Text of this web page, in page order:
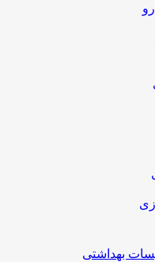
بهداشتی